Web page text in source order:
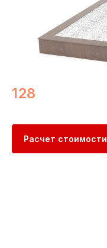
128
Расчет стоимости